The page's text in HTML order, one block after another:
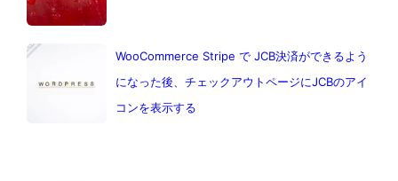
WooCommerce Stripe で JCB決済ができるよう
になった後、チェックアウトページにJCBのアイ
コンを表示する